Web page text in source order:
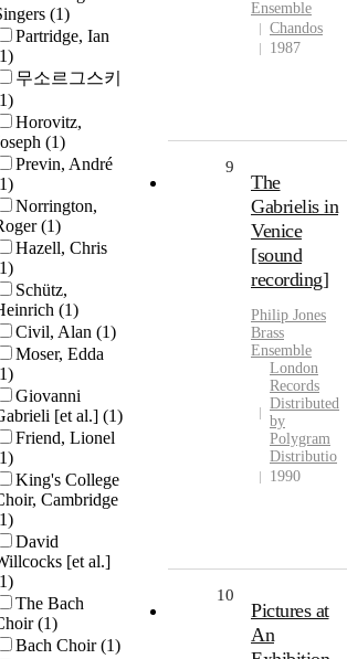
(1)
Partridge, Ian
무소르그스키
Horovitz,
(1)
Previn, André
Norrington,
(1)
Hazell, Chris
Schütz,
(1)
Civil, Alan (1)
Moser, Edda
Giovanni
[et al.] (1)
Friend, Lionel
King's College
Cambridge
David
[et al.]
The Bach
(1)
Bach Choir(1)
Ensemble
Chandos
1987
9
The
Gabrielis in
Venice
[sound
recording]
Philip Jones
Brass
Ensemble
London
Records
Distributed
by
Polygram
Distributio
1990
10
Pictures at
An